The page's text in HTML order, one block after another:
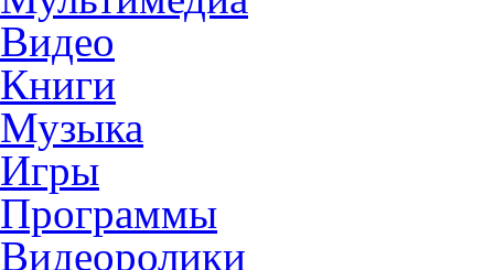
Видео
Книги
Музыка
Игры
Программы
Видеоролики